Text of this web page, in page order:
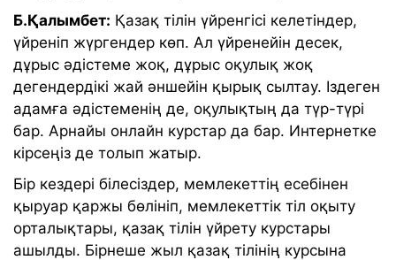
Б.Қалымбет: Қазақ тілін үйренгісі келетіндер,
үйреніп жүргендер көп. Ал үйренейін десек,
дұрыс әдістеме жоқ, дұрыс оқулық жоқ
дегендердікі жай әншейін қырық сылтау. Іздеген
адамға әдістеменің де, оқулықтың да түр-түрі
бар. Арнайы онлайн курстар да бар. Интернетке
кірсеңіз де толып жатыр.
Бір кездері білесіздер, мемлекеттің есебінен
қыруар қаржы бөлініп, мемлекеттік тіл оқыту
орталықтары, қазақ тілін үйрету курстары
ашылды. Бірнеше жыл қазақ тілінің курсына